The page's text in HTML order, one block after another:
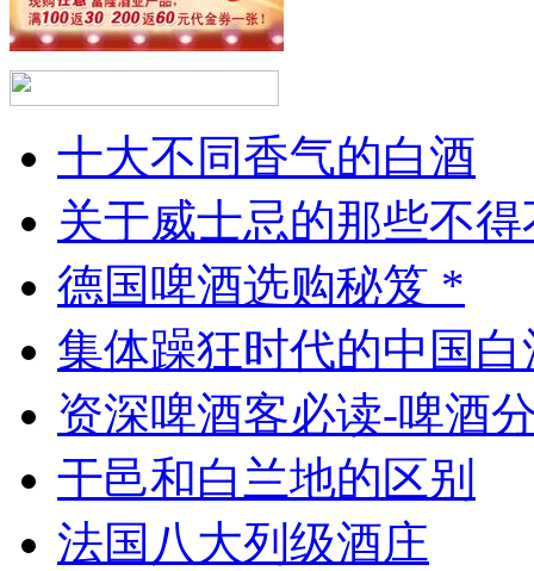
十大不同香气的白酒
关于威士忌的那些不
德国啤酒选购秘笈 *
集体躁狂时代的中国白
资深啤酒客必读-啤酒
干邑和白兰地的区别
法国八大列级酒庄